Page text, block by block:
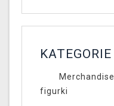
KATEGORIE
Merchandise
figurki